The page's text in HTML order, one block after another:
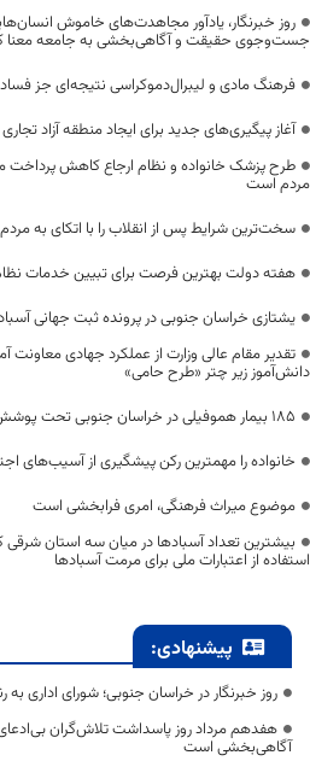
روز خبرنگار، یادآور مجاهدت‌های خاموش
جست‌وجوی حقیقت و آگاهی‌بخشی به جامعه معنا
فرهنگ مادی و لیبرال‌دموکراسی نتیجه‌ای جز فساد
آغاز پیگیری‌های جدید برای ایجاد منطقه آزاد
طرح پزشک خانواده و نظام ارجاع کاهش پرداخت
مردم است
سخت‌ترین شرایط پس از انقلاب را با اتکای به
هفته دولت بهترین فرصت برای تبیین خدمات
یشتازی خراسان جنوبی در پرونده ثبت جهانی
دانش‌آموز زیر چتر «طرح حامی»
۱۸۵ بیمار هموفیلی در خراسان جنوبی تحت پوشش خدمات بیمه سلامت قرار دارند
خانواده را مهمترین رکن پیشگیری از آسیب‌های
موضوع میراث فرهنگی، امری فرابخشی است
بیشترین تعداد آسبادها در میان سه استان
استفاده از اعتبارات ملی برای مرمت آسبادها
پیشنهادی:
روز خبرنگار در خراسان جنوبی؛ شورای اداری به
هفدهم مرداد روز پاسداشت تلاش‌گران
آگاهی‌بخشی است